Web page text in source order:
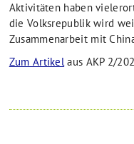
Aktivitäten haben
die Volksrepublik wird
Zusammenarbeit mit
Zum Artikelaus AKP 2/